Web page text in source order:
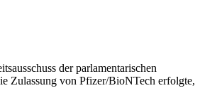
der parlamentarischen
Zulassung von Pfizer/BioNTech erfolgte,